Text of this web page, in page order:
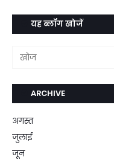
यह ब्लॉग खोजें
ARCHIVE
अगस्त
जुलाई
जून